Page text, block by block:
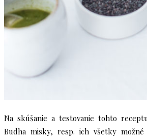
Na skúšanie a testovanie tohto
Budha misky, resp. ich všetky